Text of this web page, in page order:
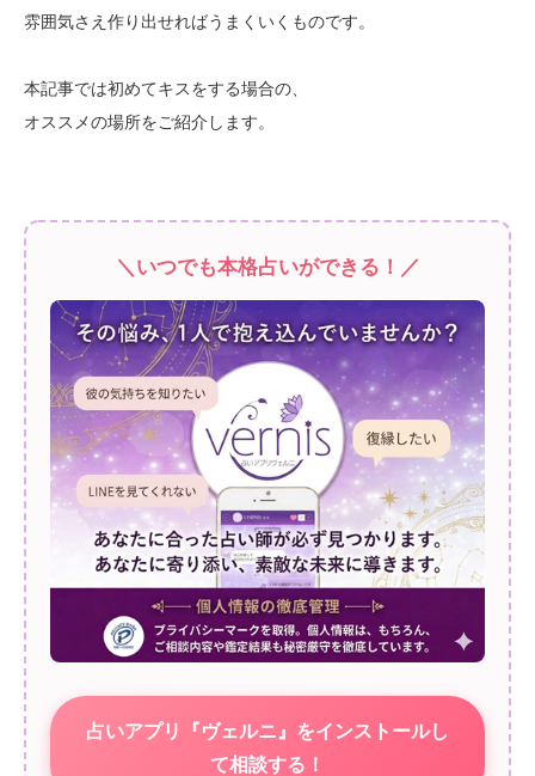
雰囲気さえ作り出せればうまくいくものです。
本記事では初めてキスをする場合の、
オススメの場所をご紹介します。
＼いつでも本格占いができる！／
占いアプリ『ヴェルニ』をインストールし
て相談する！